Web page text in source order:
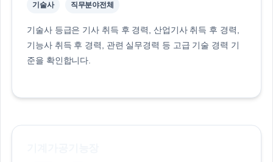
기술사 직무분야전체
기술사 등급은 기사 취득 후 경력, 산업기사 취득 후 경력,
기능사 취득 후 경력, 관련 실무경력 등 고급 기술 경력 기
준을 확인합니다.